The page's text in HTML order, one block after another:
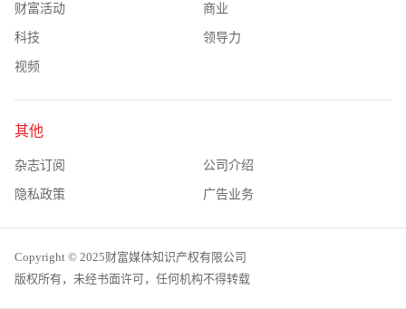
财富活动 商业
科技 领导力
视频
其他
杂志订阅 公司介绍
隐私政策 广告业务
Copyright © 2025财富媒体知识产权有限公司
版权所有，未经书面许可，任何机构不得转载